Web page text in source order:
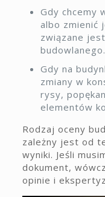
Gdy chcemy
albo zmienić
związane
budowlanego.
Gdy na
zmiany w
rysy,
elementów
Rodzaj oceny
zależny jest od
wyniki. Jeśli
dokument,
opinie i